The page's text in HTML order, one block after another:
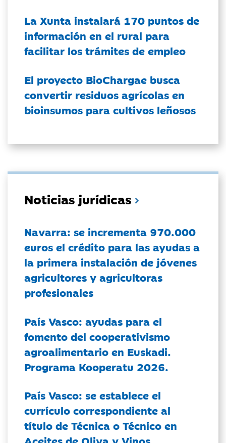
La Xunta instalará 170 puntos de
información en el rural para
facilitar los trámites de empleo
El proyecto BioChargae busca
convertir residuos agrícolas en
bioinsumos para cultivos leñosos
Noticias jurídicas
Navarra: se incrementa 970.000
euros el crédito para las ayudas a
la primera instalación de jóvenes
agricultores y agricultoras
profesionales
País Vasco: ayudas para el
fomento del cooperativismo
agroalimentario en Euskadi.
Programa Kooperatu 2026.
País Vasco: se establece el
currículo correspondiente al
título de Técnica o Técnico en